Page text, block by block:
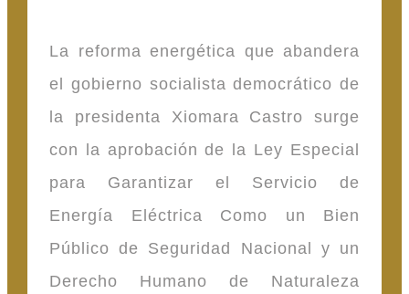
La reforma energética que abandera
el gobierno socialista democrático de
la presidenta Xiomara Castro surge
con la aprobación de la Ley Especial
para Garantizar el Servicio de
Energía Eléctrica Como un Bien
Público de Seguridad Nacional y un
Derecho Humano de Naturaleza